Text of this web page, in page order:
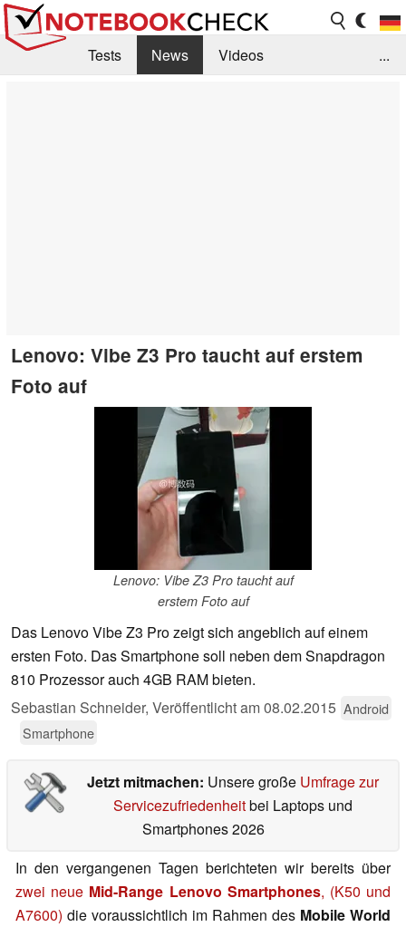
Tests News
Videos
...
Lenovo: Vibe Z3 Pro taucht auf erstem
Foto auf
Lenovo: Vibe Z3 Pro taucht auf
erstem Foto auf
Das Lenovo Vibe Z3 Pro zeigt sich angeblich auf einem
ersten Foto. Das Smartphone soll neben dem Snapdragon
810 Prozessor auch 4GB RAM bieten.
Sebastian Schneider, Veröffentlicht am08.02.2015 Android
Smartphone
Jetzt mitmachen: Unsere große Umfrage zur
Servicezufriedenheitbei Laptops und
Smartphones 2026
In den vergangenen Tagen berichteten wir bereits über
zwei neue Mid-Range Lenovo Smartphones, (K50 und
A7600) die voraussichtlich im Rahmen des Mobile World